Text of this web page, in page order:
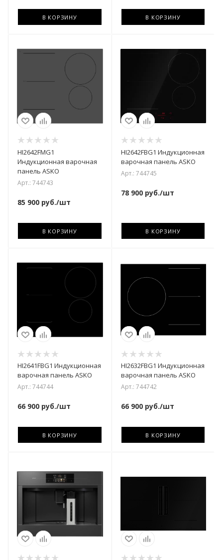
В КОРЗИНУ В КОРЗИНУ
HI2642FMG1
Индукционная варочная
панель ASKO
Арт.: 744743
85 900 руб./шт
В КОРЗИНУ
HI2642FBG1 Индукционная
варочная панель ASKO
Арт.: 744745
78 900руб./шт
В КОРЗИНУ
HI2641FBG1 Индукционная
варочная панель ASKO
Арт.: 744744
66 900 руб./шт
В КОРЗИНУ
HI2632FBG1 Индукционная
варочная панель ASKO
Арт.: 744742
66 900руб./шт
В КОРЗИНУ